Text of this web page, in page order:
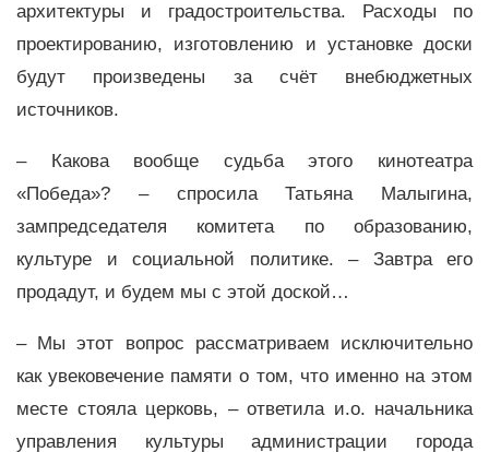
архитектуры и градостроительства. Расходы по
проектированию, изготовлению и установке доски
будут произведены за счёт внебюджетных
источников.
– Какова вообще судьба этого кинотеатра
«Победа»? – спросила Татьяна Малыгина,
зампредседателя комитета по образованию,
культуре и социальной политике. – Завтра его
продадут, и будем мы с этой доской…
– Мы этот вопрос рассматриваем исключительно
как увековечение памяти о том, что именно на этом
месте стояла церковь, – ответила и.о. начальника
управления культуры администрации города